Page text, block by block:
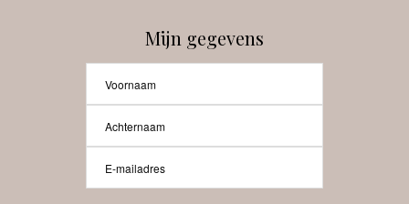
Beauty-Pro.nl
Mijn gegevens